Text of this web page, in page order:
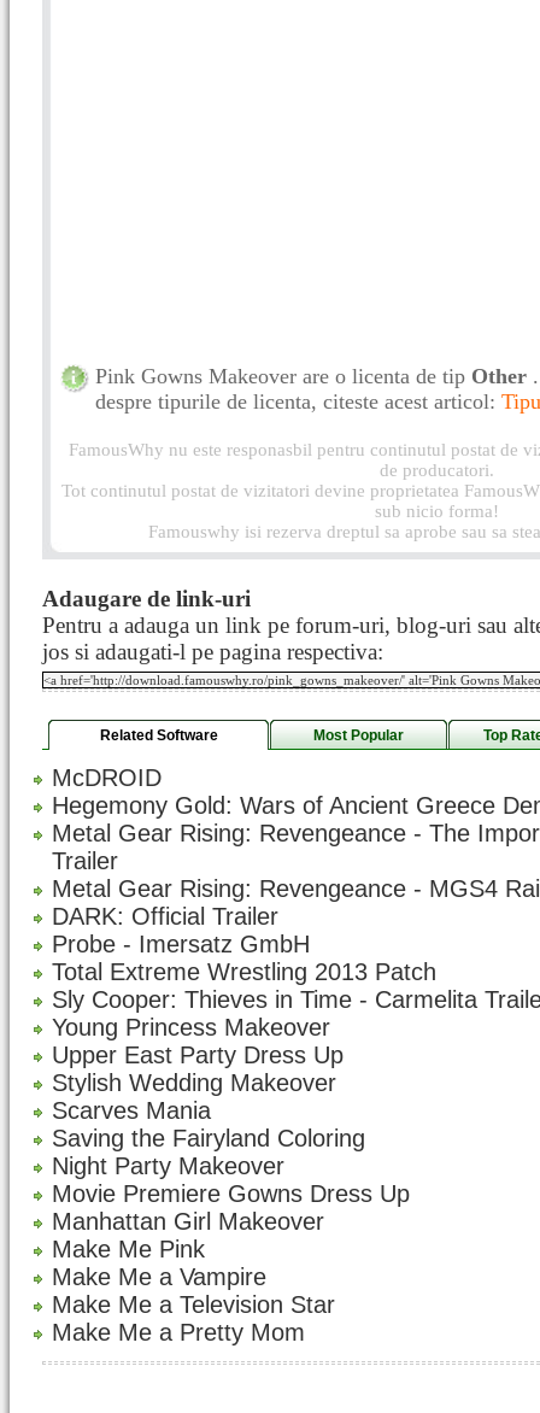
Pink Gowns Makeover are o licenta de tip Other
despre tipurile de licenta, citeste acest articol:
FamousWhy nu este responasbil pentru continutul postat de
de producatori.
Tot continutul postat de vizitatori devine proprietatea
sub nicio forma!
Famouswhy isi rezerva dreptul sa aprobe sau sa
Adaugare de link-uri
Pentru a adauga un link pe forum-uri, blog-uri sau
jos si adaugati-l pe pagina respectiva:
Related Software Most Popular Top
McDROID
Hegemony Gold: Wars of Ancient Greece
Metal Gear Rising: Revengeance - The
Trailer
Metal Gear Rising: Revengeance - MGS4
DARK: Official Trailer
Probe - Imersatz GmbH
Total Extreme Wrestling 2013 Patch
Sly Cooper: Thieves in Time - Carmelita
Young Princess Makeover
Upper East Party Dress Up
Stylish Wedding Makeover
Scarves Mania
Saving the Fairyland Coloring
Night Party Makeover
Movie Premiere Gowns Dress Up
Manhattan Girl Makeover
Make Me Pink
Make Me a Vampire
Make Me a Television Star
Make Me a Pretty Mom